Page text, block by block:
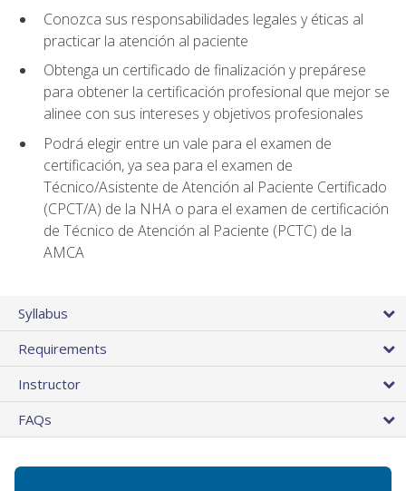
Conozca sus responsabilidades legales y éticas al
practicar la atención al paciente
Obtenga un certificado de finalización y prepárese
para obtener la certificación profesional que mejor se
alinee con sus intereses y objetivos profesionales
Podrá elegir entre un vale para el examen de
certificación, ya sea para el examen de
Técnico/Asistente de Atención al Paciente Certificado
(CPCT/A) de la NHA o para el examen de certificación
de Técnico de Atención al Paciente (PCTC) de la
AMCA
Syllabus
Requirements
Instructor
FAQs